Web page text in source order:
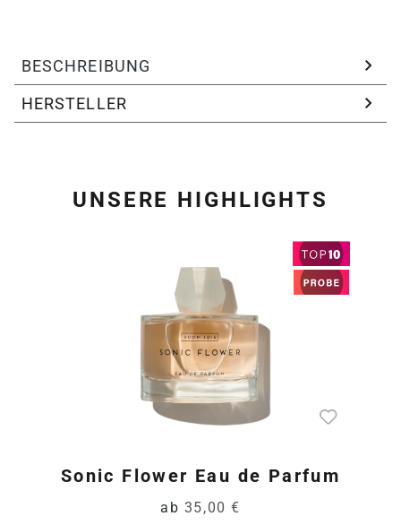
BESCHREIBUNG
HERSTELLER
UNSERE HIGHLIGHTS
Sonic Flower Eau de Parfum
ab 35,00 €